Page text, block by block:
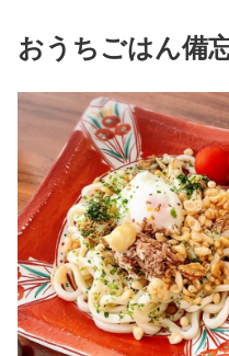
おうちごはん備